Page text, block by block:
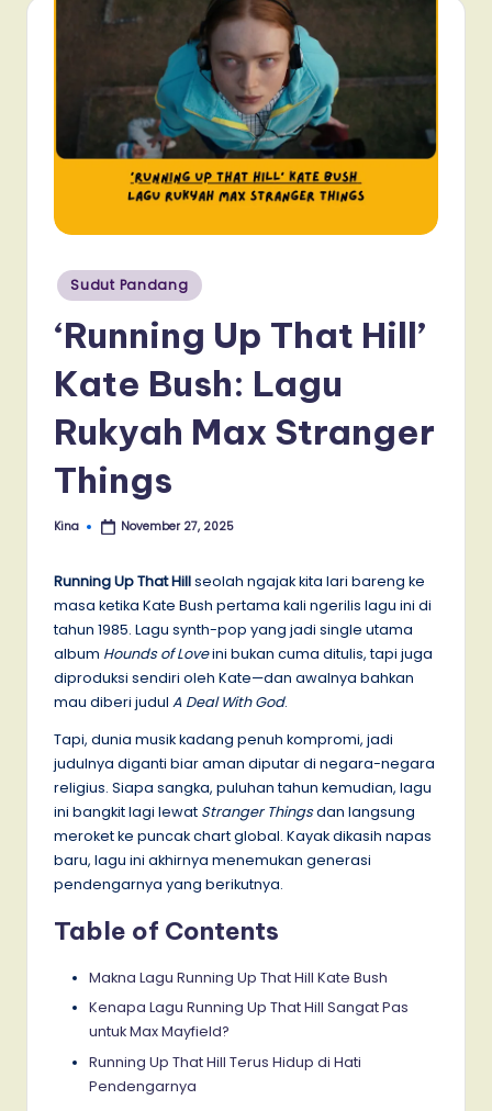
Posted
in
Sudut Pandang
‘Running Up That Hill’
Kate Bush: Lagu
Rukyah Max Stranger
Things
Posted
Kina November 27, 2025
Running Up That Hillseolah ngajak kita lari bareng ke
masa ketika Kate Bush pertama kali ngerilis lagu ini di
tahun 1985. Lagu synth-pop yang jadi single utama
album Hounds of Loveini bukan cuma ditulis, tapi juga
diproduksi sendiri oleh Kate—dan awalnya bahkan
mau diberi judul A Deal With God.
Tapi, dunia musik kadang penuh kompromi, jadi
judulnya diganti biar aman diputar di negara-negara
religius. Siapa sangka, puluhan tahun kemudian, lagu
ini bangkit lagi lewat Stranger Thingsdan langsung
meroket ke puncak chart global. Kayak dikasih napas
baru, lagu ini akhirnya menemukan generasi
pendengarnya yang berikutnya.
Table of Contents
Makna Lagu Running Up That Hill Kate Bush
Kenapa Lagu Running Up That Hill Sangat Pas
untuk Max Mayfield?
Running Up That Hill Terus Hidup di Hati
Pendengarnya